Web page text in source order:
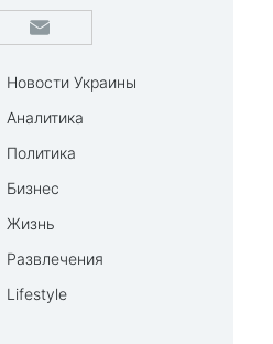
Новости Украины
Аналитика
Политика
Бизнес
Жизнь
Развлечения
Lifestyle